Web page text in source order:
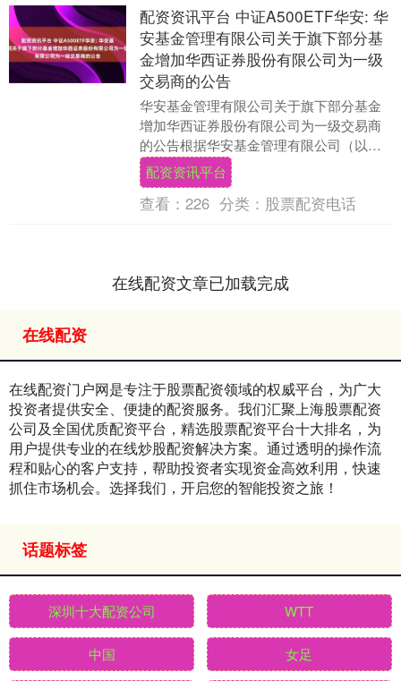
配资资讯平台 中证A500ETF华安: 华
安基金管理有限公司关于旗下部分基
金增加华西证券股份有限公司为一级
交易商的公告
华安基金管理有限公司关于旗下部分基金
增加华西证券股份有限公司为一级交易商
的公告根据华安基金管理有限公司（以下
简称“本公司”）与华西证券股份有限公司
（以下简称“华....
配资资讯平台
查看： 226 分类： 股票配资电话
在线配资文章已加载完成
在线配资
在线配资门户网是专注于股票配资领域的权威平台，为广大
投资者提供安全、便捷的配资服务。我们汇聚上海股票配资
公司及全国优质配资平台，精选股票配资平台十大排名，为
用户提供专业的在线炒股配资解决方案。通过透明的操作流
程和贴心的客户支持，帮助投资者实现资金高效利用，快速
抓住市场机会。选择我们，开启您的智能投资之旅！
话题标签
深圳十大配资公司 WTT
中国 女足